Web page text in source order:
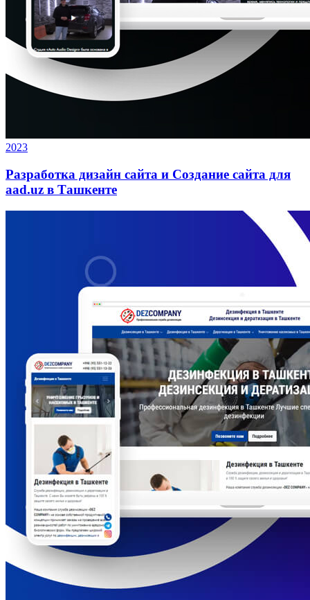
2023
Разработка дизайн сайта и Создание сайта для
aad.uz в Ташкенте